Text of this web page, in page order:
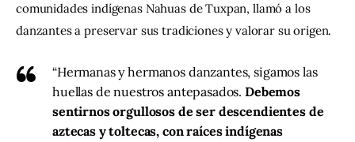
comunidades indígenas Nahuas de Tuxpan, llamó a los
danzantes a preservar sus tradiciones y valorar su origen.
“Hermanas y hermanos danzantes, sigamos las
huellas de nuestros antepasados. Debemos
sentirnos orgullosos de ser descendientes de
aztecas y toltecas, con raíces indígenas